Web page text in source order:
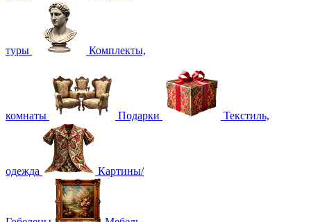
туры Комплекты,
комнаты Подарки Текстиль,
одежда Картины/